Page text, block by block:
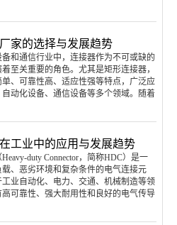
家的选择与发展趋势
和通信行业中，连接器作为不可或缺的
至关重要的角色。尤其是矩形连接器，
、可靠性高、适应性强等特点，广泛应
动化设备、通信设备等多个领域。随着
工业中的应用与发展趋势
duty Connector，简称HDC）是一
、恶劣环境和复杂条件的电气连接元
业自动化、电力、交通、机械制造等领
可靠性、强大耐用性和良好的电气传导